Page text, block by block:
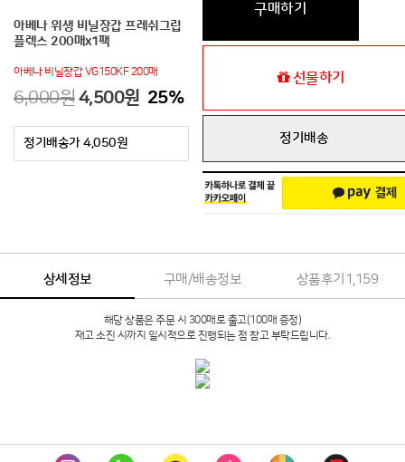
아베나 위생 비닐장갑 프레쉬그립
플렉스 200매x1팩
아베나 비닐장갑 VG150KF 200매
6,000원4,500원 25%
정기배송가 4,050원
구매하기
선물하기
정기배송
상세정보 구매/배송정보 상품후기 1,159
해당 상품은 주문 시 300매로 출고(100매 증정)
재고 소진 시까지 일시적으로 진행되는 점 참고 부탁드립니다.